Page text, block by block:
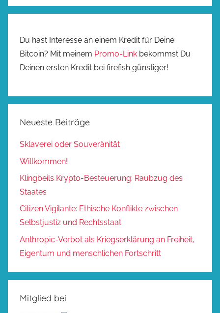
Du hast Interesse an einem Kredit für Deine
Bitcoin? Mit meinem Promo-Link bekommst Du
Deinen ersten Kredit bei firefish günstiger!
Neueste Beiträge
Sklaverei oder Souveränität
Willkommen!
Klingbeils Krypto-Besteuerung: Raubzug des
Staates
Citizen Vigilante: Ethische Konflikte zwischen
Selbstjustiz und Rechtsstaat
Anthropic-Verbot als Kriegserklärung an Freiheit,
Eigentum und menschlichen Fortschritt
Mitglied bei